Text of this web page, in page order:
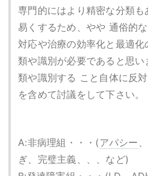
専門的にはより精密な分類も
易くするため、やや 通俗的
対応や治療の効率化と最適
類や識別が必要であると思
類や識別する こと自体に反
を含めて討議をして下さい。
A:非病理組・・・(アパシー
ぎ、完璧主義、、、など)